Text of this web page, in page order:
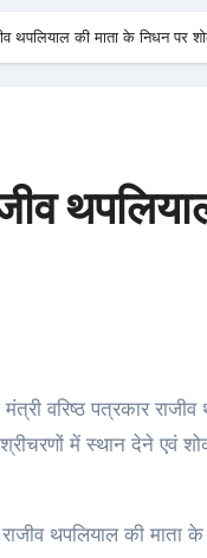
थपलियाल की माता के निधन पर
वरिष्ठ पत्रकार
में स्थान देने एवं
राजीव थपलियाल की